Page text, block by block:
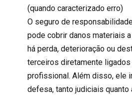
(quando caracterizado erro)
O seguro de
pode cobrir danos materiais
há perda, deterioração ou
terceiros diretamente ligados
profissional. Além disso, ele
defesa, tanto judiciais